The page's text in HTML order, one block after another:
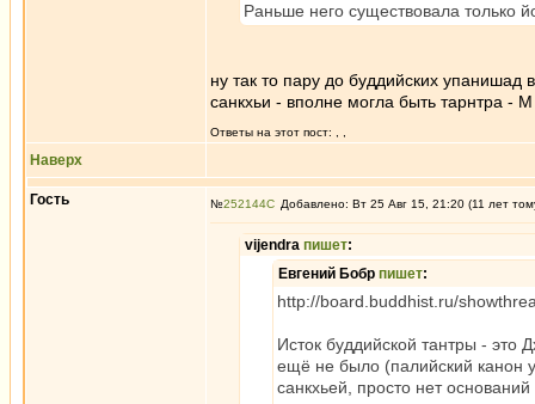
Раньше него существовала только
ну так то пару до буддийских упанишад
санкхьи - вполне могла быть тарнтра -
Ответы на этот пост:
Наверх
Гость №252144 Добавлено: Вт 25 Авг 15, 21:20 (11 лет
vijendra пишет:
Евгений Бобр пишет:
http://board.buddhist.ru/
Исток буддийской тантры - это
ещё не было (палийский канон
санкхьей, просто нет